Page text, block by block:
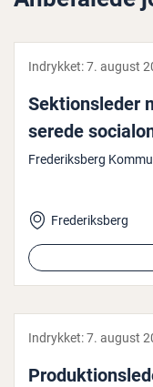
Indrykket:7. august
Sek­tions­le­der
se­re­de
Frederiksberg
Frederiksberg
Indrykket:7. august